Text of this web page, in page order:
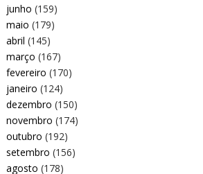
junho (159)
maio (179)
abril (145)
março (167)
fevereiro (170)
janeiro (124)
dezembro (150)
novembro (174)
outubro (192)
setembro (156)
agosto (178)